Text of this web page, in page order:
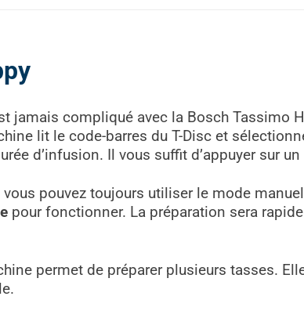
jamais compliqué avec la Bosch Tassimo
lit le code-barres du T-Disc et
d’infusion. Il vous suffit d’appuyer sur
pouvez toujours utiliser le mode
pour fonctionner. La préparation sera
permet de préparer plusieurs tasses.